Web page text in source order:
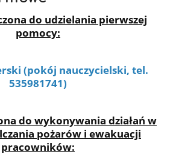
do udzielania pierwszej
pomocy:
(pokój nauczycielski, tel.
535981741)
do wykonywania działań w
pożarów i ewakuacji
pracowników: